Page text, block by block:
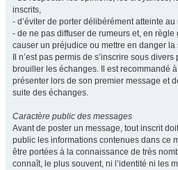
inscrits,
- d’éviter de porter délibérément atteinte
- de ne pas diffuser de rumeurs et, en
causer un préjudice ou mettre en danger la
Il n’est pas permis de s’inscrire sous
brouiller les échanges. Il est recommandé
présenter lors de son premier message et
suite des échanges.
Caractère public des messages
Avant de poster un message, tout inscrit
public les informations contenues dans ce
être portées à la connaissance de très
connaît, le plus souvent, ni l’identité ni les